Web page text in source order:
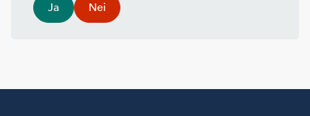
Ja Nei